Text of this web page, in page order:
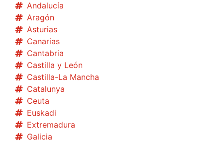
Andalucía
Aragón
Asturias
Canarias
Cantabria
Castilla y León
Castilla-La Mancha
Catalunya
Ceuta
Euskadi
Extremadura
Galicia